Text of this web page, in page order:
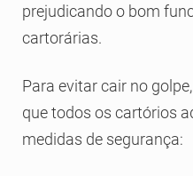
prejudicando o bom
cartorárias.
Para evitar cair no
que todos os cartórios
medidas de segurança: